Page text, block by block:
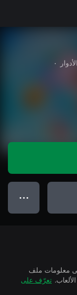
•
● ● ●
معلومات ملف
تعرّف على